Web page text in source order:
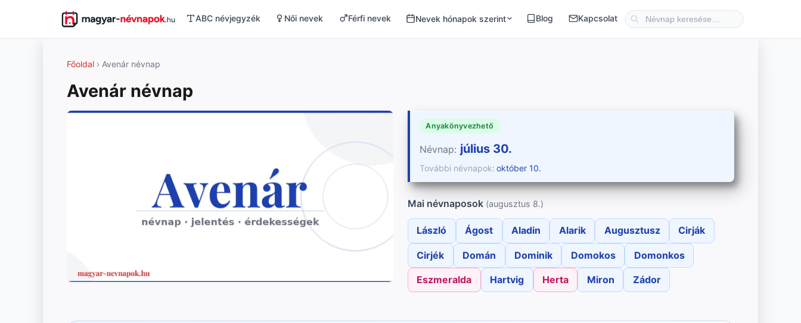
ABC névjegyzék Női nevek Férfi nevek Nevek hónapok szerint Blog Kapcsolat
Főoldal › Avenár névnap
Avenár névnap
Anyakönyvezhető
Névnap: július 30.
További névnapok: október 10.
Mai névnaposok (augusztus 8.)
László Ágost Aladin Alarik Augusztusz Cirják
Cirjék Domán Dominik Domokos Domonkos
Eszmeralda Hartvig Herta Miron Zádor